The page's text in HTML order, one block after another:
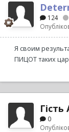
124
Я своим
ПИЦОТ таких
Гість
0